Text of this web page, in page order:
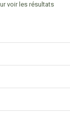
voir les résultats